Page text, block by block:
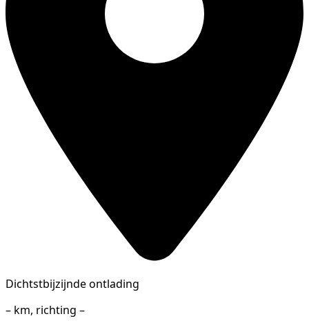
Dichtstbijzijnde ontlading
– km, richting –